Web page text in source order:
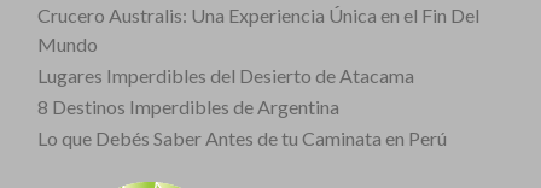
Crucero Australis: Una Experiencia Única en el Fin Del
Mundo
Lugares Imperdibles del Desierto de Atacama
8 Destinos Imperdibles de Argentina
Lo que Debés Saber Antes de tu Caminata en Perú